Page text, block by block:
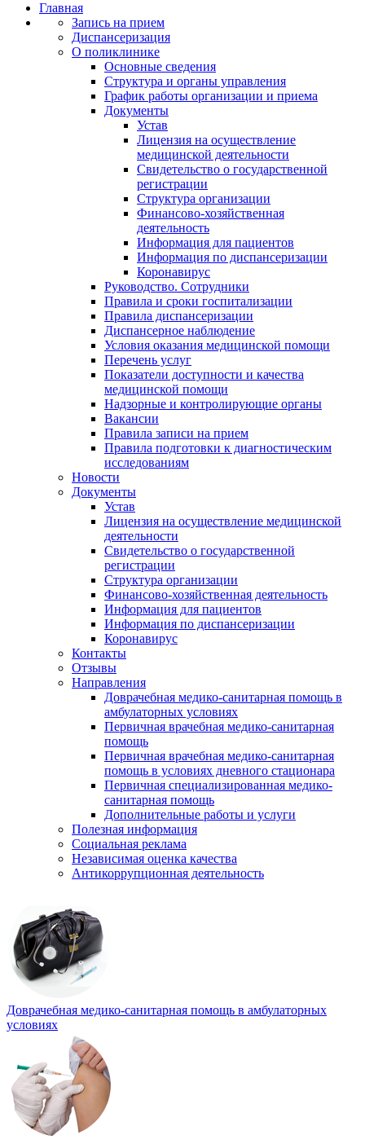
Главная
Запись на прием
Диспансеризация
О поликлинике
Основные сведения
Структура и органы управления
График работы организации и приема
Документы
Устав
Лицензия на осуществление
медицинской деятельности
Свидетельство о государственной
регистрации
Структура организации
Финансово-хозяйственная
деятельность
Информация для пациентов
Информация по диспансеризации
Коронавирус
Руководство. Сотрудники
Правила и сроки госпитализации
Правила диспансеризации
Диспансерное наблюдение
Условия оказания медицинской помощи
Перечень услуг
Показатели доступности и качества
медицинской помощи
Надзорные и контролирующие органы
Вакансии
Правила записи на прием
Правила подготовки к диагностическим
исследованиям
Новости
Документы
Устав
Лицензия на осуществление медицинской
деятельности
Свидетельство о государственной
регистрации
Структура организации
Финансово-хозяйственная деятельность
Информация для пациентов
Информация по диспансеризации
Коронавирус
Контакты
Отзывы
Направления
Доврачебная медико-санитарная помощь в
амбулаторных условиях
Первичная врачебная медико-санитарная
помощь
Первичная врачебная медико-санитарная
помощь в условиях дневного стационара
Первичная специализированная медико-
санитарная помощь
Дополнительные работы и услуги
Полезная информация
Социальная реклама
Независимая оценка качества
Антикоррупционная деятельность
Доврачебная медико-санитарная помощь в амбулаторных
условиях